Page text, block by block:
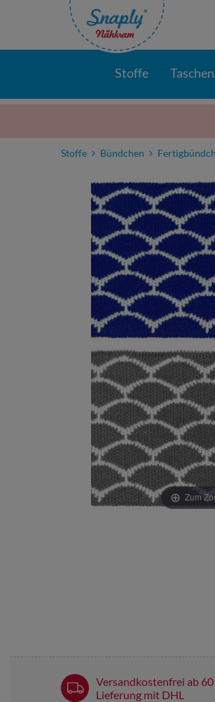
Stoffe
Stoffe Bündchen
Zum
Versandkostenfrei ab 60
Lieferung mit DHL